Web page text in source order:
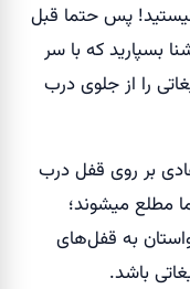
پس حتما قبل
بسپارید که با سر
را از جلوی درب
بر روی قفل درب
مطلع میشوند؛
به قفل‌های
باشد.